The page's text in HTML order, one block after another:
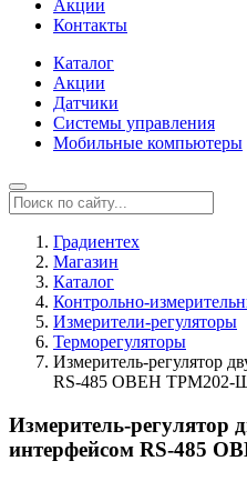
Акции
Контакты
Каталог
Акции
Датчики
Системы управления
Мобильные компьютеры
Градиентех
Магазин
Каталог
Контрольно-
Измерители-регуляторы
Терморегуляторы
Измеритель-регулятор
RS-485 ОВЕН ТРМ202-
Измеритель-регулятор
интерфейсом RS-485